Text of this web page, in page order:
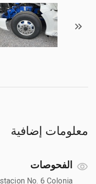
معلومات إضافية
الفحوصات
No. 6 Colonia